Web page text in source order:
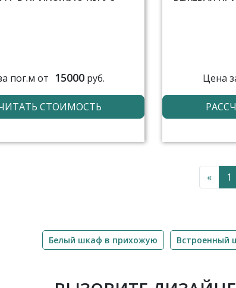
пог.м от 15000руб.
СТОИМОСТЬ
Цена
« 1
Белый шкаф в прихожую Встроенный